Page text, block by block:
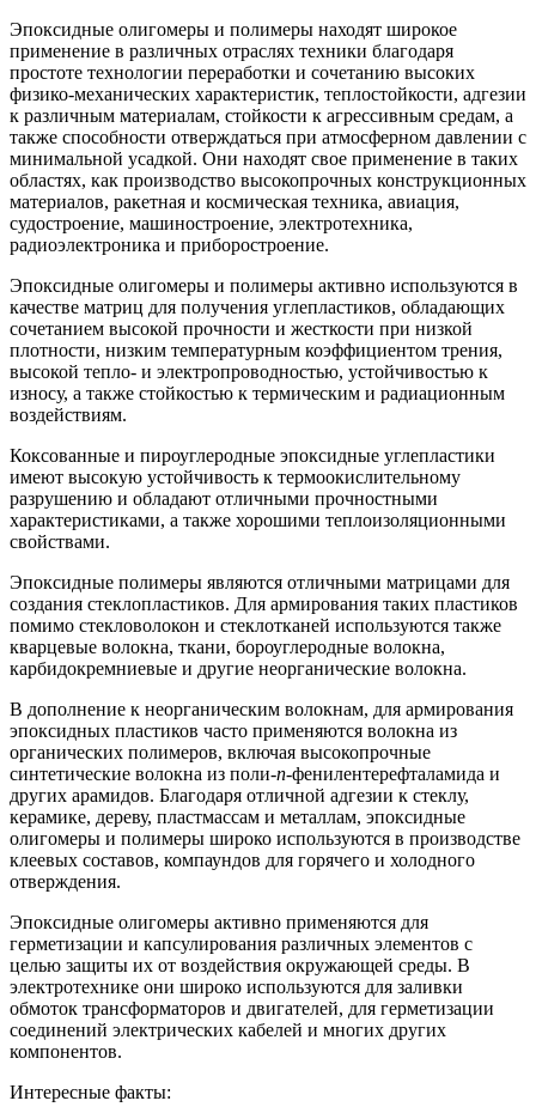
Эпоксидные олигомеры и полимеры находят широкое
применение в различных отраслях техники благодаря
простоте технологии переработки и сочетанию высоких
физико-механических характеристик, теплостойкости, адгезии
к различным материалам, стойкости к агрессивным средам, а
также способности отверждаться при атмосферном давлении с
минимальной усадкой. Они находят свое применение в таких
областях, как производство высокопрочных конструкционных
материалов, ракетная и космическая техника, авиация,
судостроение, машиностроение, электротехника,
радиоэлектроника и приборостроение.
Эпоксидные олигомеры и полимеры активно используются в
качестве матриц для получения углепластиков, обладающих
сочетанием высокой прочности и жесткости при низкой
плотности, низким температурным коэффициентом трения,
высокой тепло- и электропроводностью, устойчивостью к
износу, а также стойкостью к термическим и радиационным
воздействиям.
Коксованные и пироуглеродные эпоксидные углепластики
имеют высокую устойчивость к термоокислительному
разрушению и обладают отличными прочностными
характеристиками, а также хорошими теплоизоляционными
свойствами.
Эпоксидные полимеры являются отличными матрицами для
создания стеклопластиков. Для армирования таких пластиков
помимо стекловолокон и стеклотканей используются также
кварцевые волокна, ткани, бороуглеродные волокна,
карбидокремниевые и другие неорганические волокна.
В дополнение к неорганическим волокнам, для армирования
эпоксидных пластиков часто применяются волокна из
органических полимеров, включая высокопрочные
синтетические волокна из поли-п-фенилентерефталамида и
других арамидов. Благодаря отличной адгезии к стеклу,
керамике, дереву, пластмассам и металлам, эпоксидные
олигомеры и полимеры широко используются в производстве
клеевых составов, компаундов для горячего и холодного
отверждения.
Эпоксидные олигомеры активно применяются для
герметизации и капсулирования различных элементов с
целью защиты их от воздействия окружающей среды. В
электротехнике они широко используются для заливки
обмоток трансформаторов и двигателей, для герметизации
соединений электрических кабелей и многих других
компонентов.
Интересные факты: